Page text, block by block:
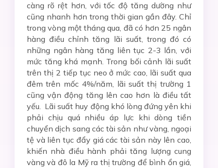
càng rõ rệt hơn, với tốc độ tăng dường như
cũng nhanh hơn trong thời gian gần đây. Chỉ
trong vòng một tháng qua, đã có hơn 25 ngân
hàng điều chỉnh tăng lãi suất, trong đó có
những ngân hàng tăng liên tục 2-3 lần, với
mức tăng khá mạnh. Trong bối cảnh lãi suất
trên thị 2 tiếp tục neo ở mức cao, lãi suất qua
đêm trên mốc 4%/năm, lãi suất thị trường 1
cũng vận động tăng lên cao hơn là điều tất
yếu. Lãi suất huy động khó lòng đứng yên khi
phải chịu quá nhiều áp lực khi dòng tiền
chuyển dịch sang các tài sản như vàng, ngoại
tệ và liên tục đẩy giá các tài sản này lên cao,
khiến nhà điều hành phải tăng lượng cung
vàng và đô la Mỹ ra thị trường để bình ổn giá,